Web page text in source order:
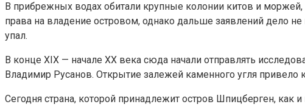
В прибрежных водах обитали крупные колонии китов и
права на владение островом, однако дальше заявлений дело
упал.
В конце XIX — начале XX века сюда начали отправлять
Владимир Русанов. Открытие залежей каменного угля
Сегодня страна, которой принадлежит остров Шпицберген, как